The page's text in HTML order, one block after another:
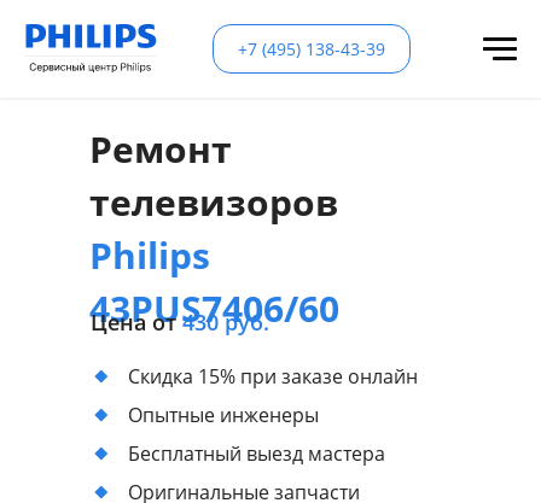
+7 (495) 138-43-39
Ремонт
телевизоров
Philips
43PUS7406/60
Цена от430 руб.
Скидка 15% при заказе онлайн
Опытные инженеры
Бесплатный выезд мастера
Оригинальные запчасти